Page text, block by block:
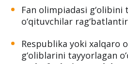
imkoniyatlar
Fan olimpiadasi g‘olibini
o‘qituvchilar